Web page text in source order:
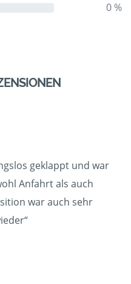
0 %
geklappt und war
Anfahrt als auch
war auch sehr